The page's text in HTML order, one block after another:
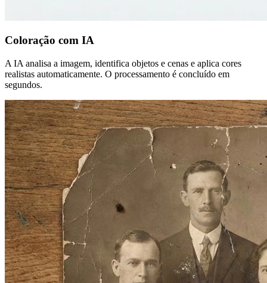
Coloração com IA
A IA analisa a imagem, identifica objetos e cenas e aplica cores
realistas automaticamente. O processamento é concluído em
segundos.